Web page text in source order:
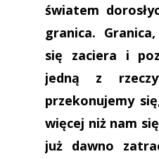
światem
granica.
się zaciera i
jedną z
przekonujemy
więcej niż nam
już dawno